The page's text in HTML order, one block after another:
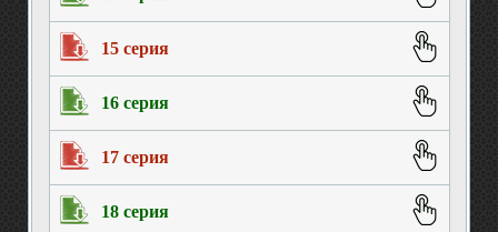
15 серия
16 серия
17 серия
18 серия